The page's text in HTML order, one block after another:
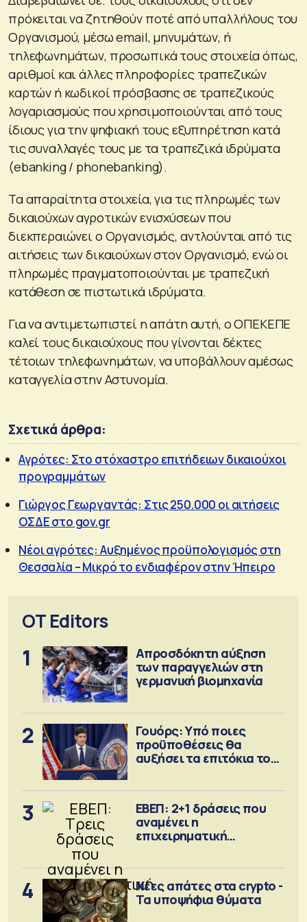
πρόκειται να ζητηθούν ποτέ από υπαλλήλους του
Οργανισμού, μέσω email, μηνυμάτων, ή
τηλεφωνημάτων, προσωπικά τους στοιχεία όπως,
αριθμοί και άλλες πληροφορίες τραπεζικών
καρτών ή κωδικοί πρόσβασης σε τραπεζικούς
λογαριασμούς που χρησιμοποιούνται από τους
ίδιους για την ψηφιακή τους εξυπηρέτηση κατά
τις συναλλαγές τους με τα τραπεζικά ιδρύματα
(ebanking / phonebanking).
Τα απαραίτητα στοιχεία, για τις πληρωμές των
δικαιούχων αγροτικών ενισχύσεων που
διεκπεραιώνει ο Οργανισμός, αντλούνται από τις
αιτήσεις των δικαιούχων στον Οργανισμό, ενώ οι
πληρωμές πραγματοποιούνται με τραπεζική
κατάθεση σε πιστωτικά ιδρύματα.
Για να αντιμετωπιστεί η απάτη αυτή, ο ΟΠΕΚΕΠΕ
καλεί τους δικαιούχους που γίνονται δέκτες
τέτοιων τηλεφωνημάτων, να υποβάλλουν αμέσως
καταγγελία στην Αστυνομία.
Σχετικά άρθρα:
Αγρότες: Στο στόχαστρο επιτήδειων δικαιούχοι
προγραμμάτων
Γιώργος Γεωργαντάς: Στις 250.000 οι αιτήσεις
ΟΣΔΕ στο gov.gr
Νέοι αγρότες: Αυξημένος προϋπολογισμός στη
Θεσσαλία – Μικρό το ενδιαφέρον στην Ήπειρο
OT Editors
1
Απροσδόκητη αύξηση
των παραγγελιών στη
γερμανική βιομηχανία
2
Γουόρς: Υπό ποιες
προϋποθέσεις θα
αυξήσει τα επιτόκια τον
3
ΕΒΕΠ: 2+1 δράσεις που
αναμένει η
επιχειρηματική
4
Νέες απάτες στα crypto -
Τα υποψήφια θύματα